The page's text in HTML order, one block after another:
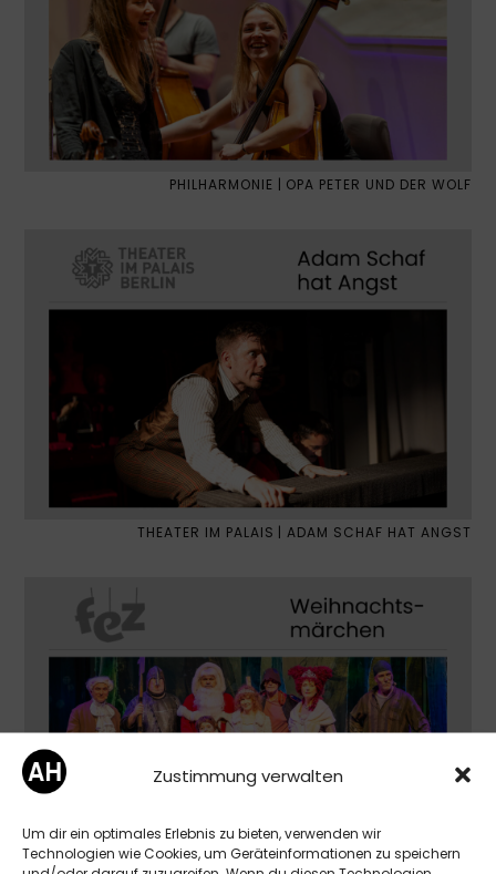
Zustimmung verwalten
Um dir ein optimales Erlebnis zu bieten, verwenden wir
Technologien wie Cookies, um Geräteinformationen zu speichern
PHILHARMONIE | OPA PETER UND DER WOLF
THEATER IM PALAIS | ADAM SCHAF HAT ANGST